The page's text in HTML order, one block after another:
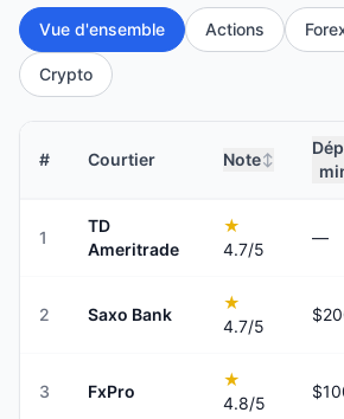
Vue d'ensemble Actions
Crypto
# Courtier Note↕
1
TD
Ameritrade
★
4.7/5
—
2 Saxo Bank
★
4.7/5
3 FxPro
★
4.8/5